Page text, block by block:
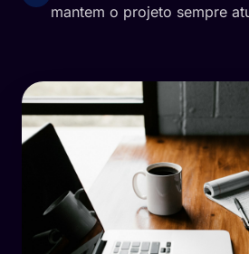
mantem o projeto sempre